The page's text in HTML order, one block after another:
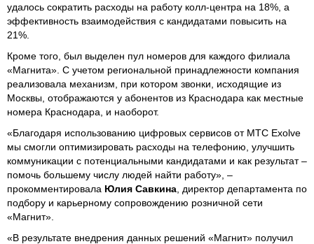
удалось сократить расходы на работу колл-центра на 18%, а
эффективность взаимодействия с кандидатами повысить на
21%.
Кроме того, был выделен пул номеров для каждого филиала
«Магнита». С учетом региональной принадлежности компания
реализовала механизм, при котором звонки, исходящие из
Москвы, отображаются у абонентов из Краснодара как местные
номера Краснодара, и наоборот.
«Благодаря использованию цифровых сервисов от МТС Exolve
мы смогли оптимизировать расходы на телефонию, улучшить
коммуникации с потенциальными кандидатами и как результат –
помочь большему числу людей найти работу», –
прокомментировала Юлия Савкина , директор департамента по
подбору и карьерному сопровождению розничной сети
«Магнит».
«В результате внедрения данных решений «Магнит» получил